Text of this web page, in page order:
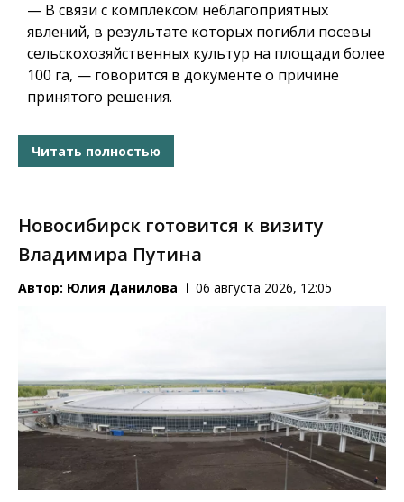
— В связи с комплексом неблагоприятных
явлений, в результате которых погибли посевы
сельскохозяйственных культур на площади более
100 га, — говорится в документе о причине
принятого решения.
Читать полностью
Новосибирск готовится к визиту
Владимира Путина
Автор: Юлия Данилова 06 августа 2026, 12:05